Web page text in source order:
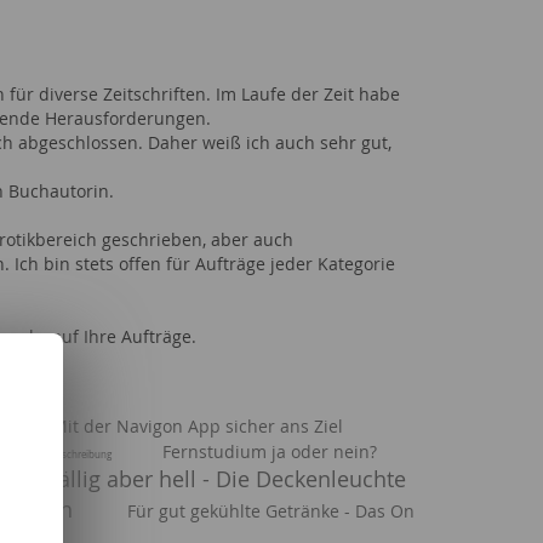
diverse Zeitschriften. Im Laufe der Zeit habe
Herausforderungen.
abgeschlossen. Daher weiß ich auch sehr gut,
Buchautorin.
geschrieben, aber auch
Ich bin stets offen für Aufträge jeder Kategorie
sehr auf Ihre Aufträge.
Mit der Navigon App sicher ans Ziel
Produktbeschreibung Fernstudium ja oder nein?
Unauffällig aber hell - Die Deckenleuchte
Für gut gekühlte Getränke - Das On